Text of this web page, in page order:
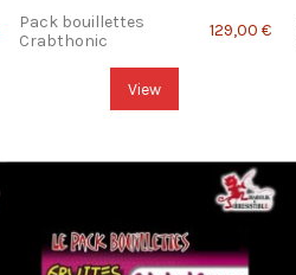
Pack bouillettes
Crabthonic
129,00 €
View